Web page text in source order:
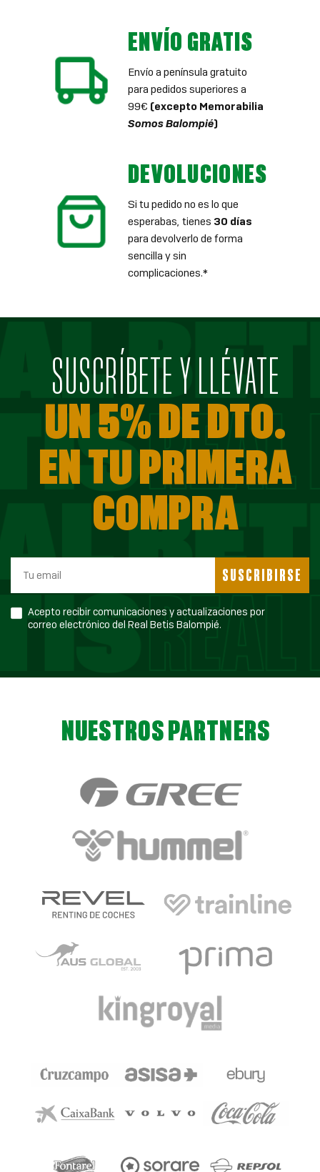
ENVÍO GRATIS
Envío a península gratuito
para pedidos superiores a
99€ (excepto Memorabilia
Somos Balompié)
DEVOLUCIONES
Si tu pedido no es lo que
esperabas, tienes 30 días
para devolverlo de forma
sencilla y sin
complicaciones.*
SUSCRÍBETE Y LLÉVATE
UN 5% DE DTO.
EN TU PRIMERA
COMPRA
SUSCRIBIRSE
Acepto recibir comunicaciones y actualizaciones por
correo electrónico del Real Betis Balompié.
NUESTROS PARTNERS